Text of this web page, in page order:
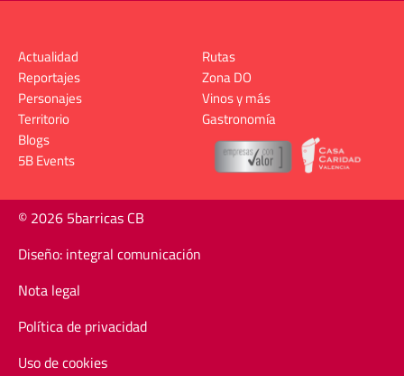
Actualidad
Reportajes
Personajes
Territorio
Rutas
Zona DO
Vinos y más
Gastronomía
Blogs
5B Events
© 2026 5barricas CB
Diseño: integral comunicación
Nota legal
Política de privacidad
Uso de cookies